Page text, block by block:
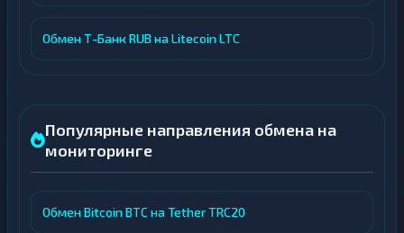
Обмен Т-Банк RUB на Litecoin LTC
Популярные направления обмена на
мониторинге
Обмен Bitcoin BTC на Tether TRC20